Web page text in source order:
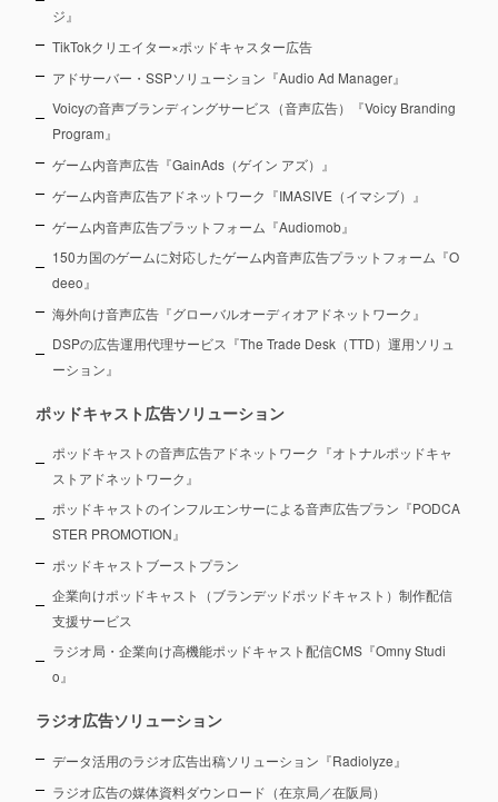
ジ』
TikTokクリエイター×ポッドキャスター広告
アドサーバー・SSPソリューション『Audio Ad Manager』
Voicyの音声ブランディングサービス（音声広告）『Voicy Branding
Program』
ゲーム内音声広告『GainAds（ゲイン アズ）』
ゲーム内音声広告アドネットワーク『IMASIVE（イマシブ）』
ゲーム内音声広告プラットフォーム『Audiomob』
150カ国のゲームに対応したゲーム内音声広告プラットフォーム『O
deeo』
海外向け音声広告『グローバルオーディオアドネットワーク』
DSPの広告運用代理サービス『The Trade Desk（TTD）運用ソリュ
ーション』
ポッドキャスト広告ソリューション
ポッドキャストの音声広告アドネットワーク『オトナルポッドキャ
ストアドネットワーク』
ポッドキャストのインフルエンサーによる音声広告プラン『PODCA
STER PROMOTION』
ポッドキャストブーストプラン
企業向けポッドキャスト（ブランデッドポッドキャスト）制作配信
支援サービス
ラジオ局・企業向け高機能ポッドキャスト配信CMS『Omny Studi
o』
ラジオ広告ソリューション
データ活用のラジオ広告出稿ソリューション『Radiolyze』
ラジオ広告の媒体資料ダウンロード（在京局／在阪局）